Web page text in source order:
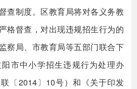
制度。区教育局将对各义务教
格督查，对出现违规招生行为的
察局、市教育局等五部门联合下
市中小学招生违规行为处理办
〔2014〕10号）和《关于印发